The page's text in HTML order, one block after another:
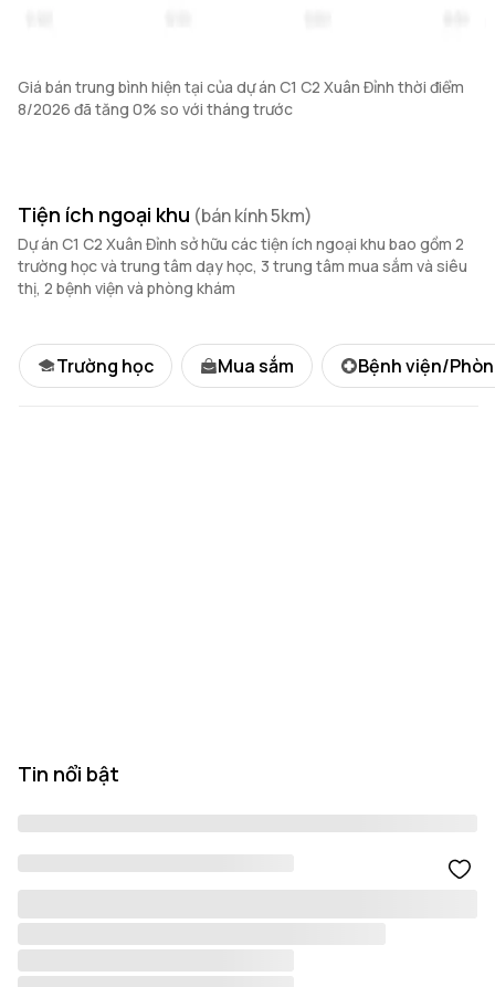
Giá bán trung bình hiện tại của dự án C1 C2 Xuân Đỉnh thời điểm
8/2026 đã tăng 0% so với tháng trước
Tiện ích ngoại khu (bán kính 5km)
Dự án C1 C2 Xuân Đỉnh sở hữu các tiện ích ngoại khu bao gồm 2
trường học và trung tâm dạy học, 3 trung tâm mua sắm và siêu
thị, 2 bệnh viện và phòng khám
Trường học Mua sắm Bệnh viện/
Tin nổi bật